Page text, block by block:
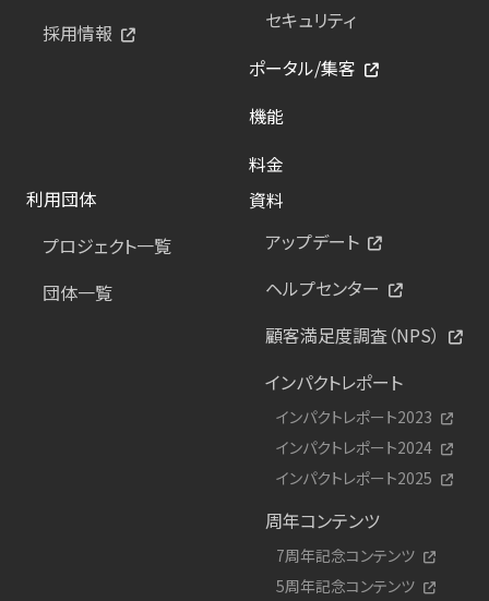
採用情報
セキュリティ
ポータル/集客
機能
料金
利用団体
プロジェクト一覧
団体一覧
資料
アップデート
ヘルプセンター
顧客満足度調査（NPS）
インパクトレポート
インパクトレポート2023
インパクトレポート2024
インパクトレポート2025
周年コンテンツ
7周年記念コンテンツ
5周年記念コンテンツ